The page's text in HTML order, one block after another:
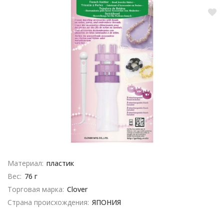
Материал: пластик
Вес: 76 г
Торговая марка: Clover
Страна происхождения: ЯПОНИЯ